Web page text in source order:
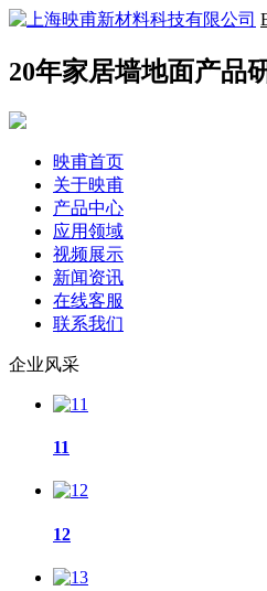
20年家居墙地面产品
映甫首页
关于映甫
产品中心
应用领域
视频展示
新闻资讯
在线客服
联系我们
企业风采
11
12